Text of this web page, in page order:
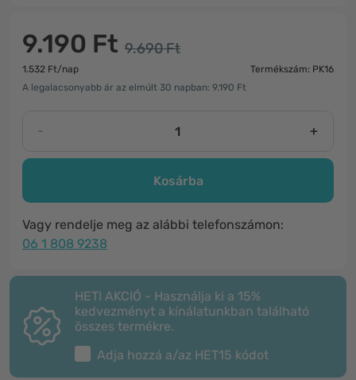
9.190 Ft 9.690 Ft
1.532 Ft/nap
Termékszám: PK16
A legalacsonyabb ár az elmúlt 30 napban: 9.190 Ft
- +
Kosárba
Vagy rendelje meg az alábbi telefonszámon:
06 1 808 9238
HETI AKCIÓ - Használja ki a 15%
kedvezményt a kínálatunkban található
összes termékre.
Adja hozzá a/az HET15 kódot